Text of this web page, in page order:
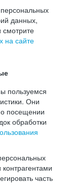
данных,
смотрите
на сайте
пользуемся
Они
посещении
обработки
часть